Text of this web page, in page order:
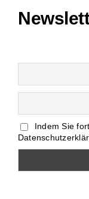
Indem Sie